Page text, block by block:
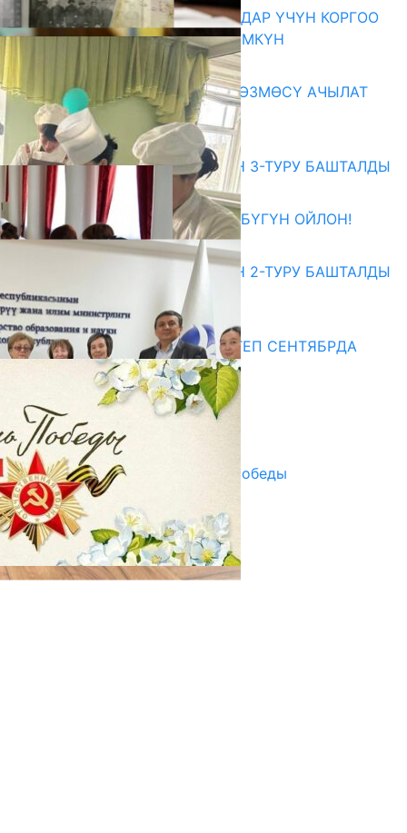
КОРРУПЦИЯНЫ КАБАРЛАГАНДАР ҮЧҮН КОРГОО
ЧАРАЛАРЫ КҮЧӨТҮЛҮШҮ МҮМКҮН
«АРХИВ – ИСКУССТВО» КӨРГӨЗМӨСҮ АЧЫЛАТ
07.08.2026
Абитуриент
ЖОЖДОРГО КАБЫЛ АЛУУНУН 3-ТУРУ БАШТАЛДЫ
27.07.2026
ӨЗҮҢДҮН КЕЛЕЧЕГИҢ ҮЧҮН БҮГҮН ОЙЛОН!
20.07.2026
ЖОЖДОРГО КАБЫЛ АЛУУНУН 2-ТУРУ БАШТАЛДЫ
20.07.2026
Медиа
СУЗАКТА 750 ОРУНДУУ МЕКТЕП СЕНТЯБРДА
ПАЙДАЛАНУУГА БЕРИЛЕТ
07.08.2025
Улуу Жеңиштин жандуу сөзү
29.04.2025
Награды в преддверии Дня Победы
29.04.2025